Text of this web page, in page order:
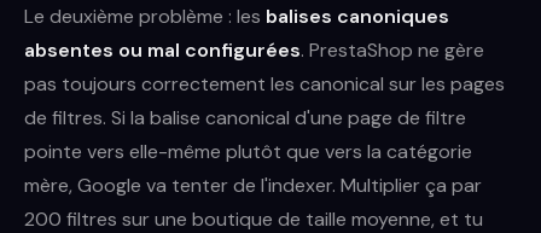
Le deuxième problème : les balises canoniques
absentes ou mal configurées. PrestaShop ne gère
pas toujours correctement les canonical sur les pages
de filtres. Si la balise canonical d'une page de filtre
pointe vers elle-même plutôt que vers la catégorie
mère, Google va tenter de l'indexer. Multiplier ça par
200 filtres sur une boutique de taille moyenne, et tu